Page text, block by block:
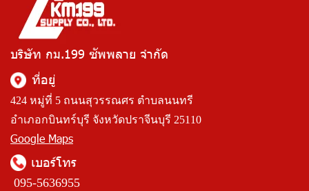
บริษัท กม.199 ซัพพลาย จำกัด
ที่อยู่
424 หมู่ที่ 5 ถนนสุวรรณศร ตำบลนนทรี
อำเภอกบินทร์บุรี จังหวัดปราจีนบุรี 25110
Google Maps
เบอร์โทร
095-5636955